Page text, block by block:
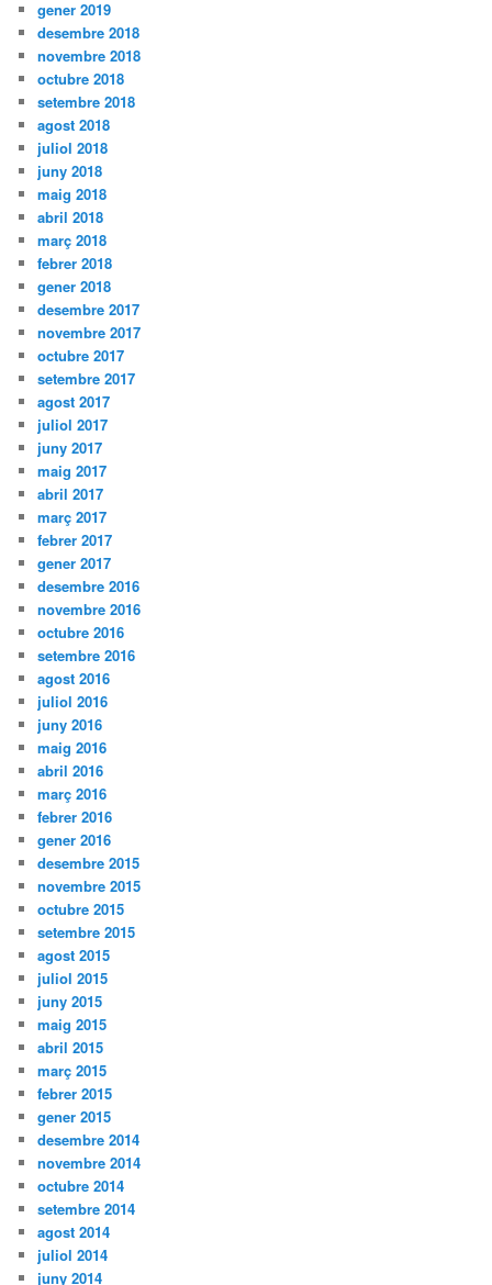
gener 2019
desembre 2018
novembre 2018
octubre 2018
setembre 2018
agost 2018
juliol 2018
juny 2018
maig 2018
abril 2018
març 2018
febrer 2018
gener 2018
desembre 2017
novembre 2017
octubre 2017
setembre 2017
agost 2017
juliol 2017
juny 2017
maig 2017
abril 2017
març 2017
febrer 2017
gener 2017
desembre 2016
novembre 2016
octubre 2016
setembre 2016
agost 2016
juliol 2016
juny 2016
maig 2016
abril 2016
març 2016
febrer 2016
gener 2016
desembre 2015
novembre 2015
octubre 2015
setembre 2015
agost 2015
juliol 2015
juny 2015
maig 2015
abril 2015
març 2015
febrer 2015
gener 2015
desembre 2014
novembre 2014
octubre 2014
setembre 2014
agost 2014
juliol 2014
juny 2014